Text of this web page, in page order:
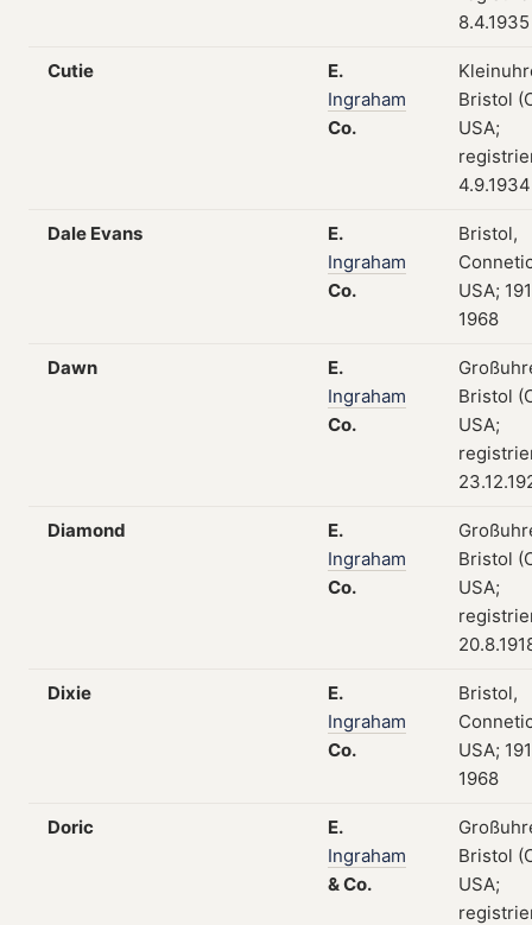
8.4.1935
Cutie
E.
Ingraham
Co.
Bristol
USA;
4.9.1934
Dale Evans
E.
Ingraham
Co.
Bristol,
USA;
1968
Dawn
E.
Ingraham
Co.
Bristol
USA;
Diamond
E.
Ingraham
Co.
Bristol
USA;
Dixie
E.
Ingraham
Co.
Bristol,
USA;
1968
Doric
E.
Ingraham
&Co.
Bristol
USA;